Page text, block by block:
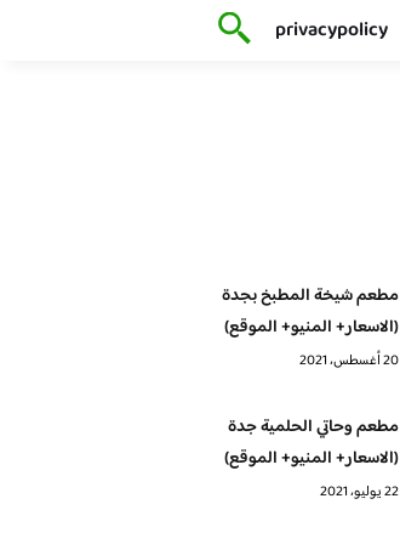
privacypolicy
مطعم شيخة المطبخ بجدة
(الاسعار+ المنيو+ الموقع)
20 أغسطس، 2021
مطعم وحاتي الحلمية جدة
(الاسعار+ المنيو+ الموقع)
22 يوليو، 2021